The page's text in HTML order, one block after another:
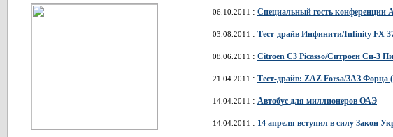
06.10.2011 : Специальный гость конференции
03.08.2011 : Тест-драйв Инфинити/Infinity FX
08.06.2011 : Citroen C3 Picasso/Ситроен Си-3
21.04.2011 : Тест-драйв: ZAZ Forsa/ЗАЗ Форца
14.04.2011 : Автобус для миллионеров ОАЭ
14.04.2011 : 14 апреля вступил в силу Закон